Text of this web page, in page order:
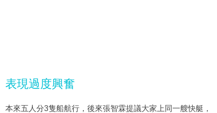
表現過度興奮
本來五人分3隻船航行，後來張智霖提議大家上同一艘快艇，